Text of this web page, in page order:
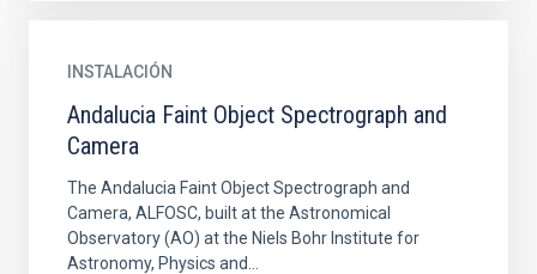
INSTALACIÓN
Andalucia Faint Object Spectrograph and
Camera
The Andalucia Faint Object Spectrograph and
Camera, ALFOSC, built at the Astronomical
Observatory (AO) at the Niels Bohr Institute for
Astronomy, Physics and...